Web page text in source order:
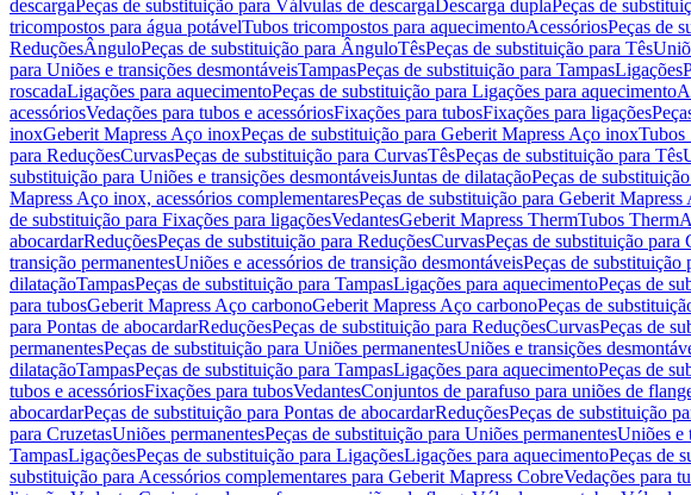
descargaPeças de substituição para Válvulas de descargaDescarga duplaPeças de
tricompostos para água potávelTubos tricompostos para aquecimentoAcessóriosPeças de
ReduçõesÂnguloPeças de substituição para ÂnguloTêsPeças de substituição para Tês
para Uniões e transições desmontáveisTampasPeças de substituição para TampasLigações
roscadaLigações para aquecimentoPeças de substituição para Ligações para aquecimento
acessóriosVedações para tubos e acessóriosFixações para tubosFixações para ligações
inoxGeberit Mapress Aço inoxPeças de substituição para Geberit Mapress Aço inoxTubos
para ReduçõesCurvasPeças de substituição para CurvasTêsPeças de substituição para Tês
substituição para Uniões e transições desmontáveisJuntas de dilataçãoPeças de
Mapress Aço inox, acessórios complementaresPeças de substituição para Geberit
de substituição para Fixações para ligaçõesVedantesGeberit Mapress ThermTubos Therm
abocardarReduçõesPeças de substituição para ReduçõesCurvasPeças de substituição para
transição permanentesUniões e acessórios de transição desmontáveisPeças de substituição
dilataçãoTampasPeças de substituição para TampasLigações para aquecimentoPeças de
para tubosGeberit Mapress Aço carbonoGeberit Mapress Aço carbonoPeças de
para Pontas de abocardarReduçõesPeças de substituição para ReduçõesCurvasPeças de
permanentesPeças de substituição para Uniões permanentesUniões e transições
dilataçãoTampasPeças de substituição para TampasLigações para aquecimentoPeças de
tubos e acessóriosFixações para tubosVedantesConjuntos de parafuso para uniões de
abocardarPeças de substituição para Pontas de abocardarReduçõesPeças de substituição
para CruzetasUniões permanentesPeças de substituição para Uniões permanentesUniões e
TampasLigaçõesPeças de substituição para LigaçõesLigações para aquecimentoPeças de
substituição para Acessórios complementares para Geberit Mapress CobreVedações para